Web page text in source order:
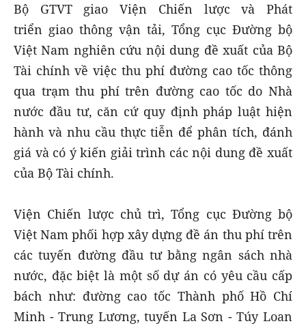
Bộ GTVT giao Viện Chiến lược và Phát
triển giao thông vận tải, Tổng cục Đường bộ
Việt Nam nghiên cứu nội dung đề xuất của Bộ
Tài chính về việc thu phí đường cao tốc thông
qua trạm thu phí trên đường cao tốc do Nhà
nước đầu tư, căn cứ quy định pháp luật hiện
hành và nhu cầu thực tiễn để phân tích, đánh
giá và có ý kiến giải trình các nội dung đề xuất
của Bộ Tài chính.
Viện Chiến lược chủ trì, Tổng cục Đường bộ
Việt Nam phối hợp xây dựng đề án thu phí trên
các tuyến đường đầu tư bằng ngân sách nhà
nước, đặc biệt là một số dự án có yêu cầu cấp
bách như: đường cao tốc Thành phố Hồ Chí
Minh - Trung Lương, tuyến La Sơn - Túy Loan